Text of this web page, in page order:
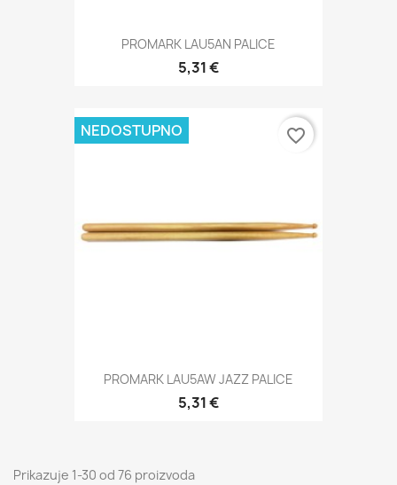
PROMARK LAU5AN PALICE
5,31 €
PROMARK LAU5AW JAZZ PALICE
5,31 €
NEDOSTUPNO favorite_border
Prikazuje 1-30 od 76 proizvoda